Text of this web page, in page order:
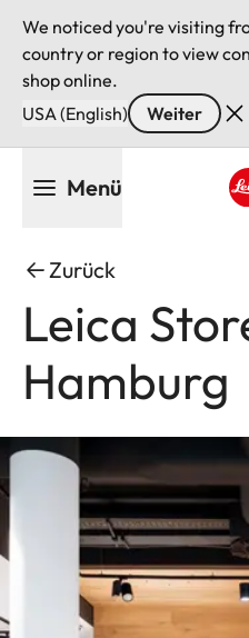
We noticed you're visiting
country or region to view
shop online.
USA (English)
Weiter
Menü
Zurück
Leica
Hamburg